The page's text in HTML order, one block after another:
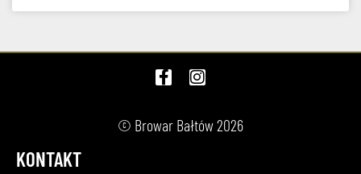
© Browar Bałtów 2026
KONTAKT